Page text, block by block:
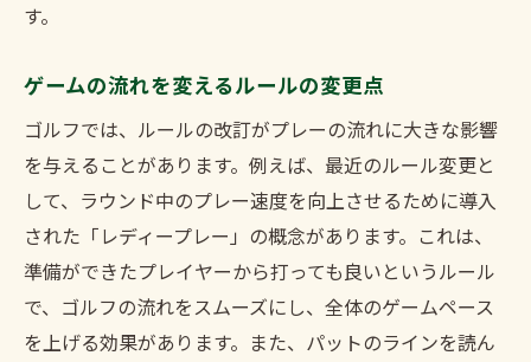
奥深いゴルフの世界を知るためのルール
ルールが伝えるゴルフの哲学
ゴルフの奥深さを引き出す最新ルール
ゴルフファン必見最新ルールでプレーを洗練
ファンなら知っておきたい最新ルール
プレーを洗練させるためのルールの活用
ゴルフファン必見のルール変更点
す。
ゲームの流れを変えるルールの変更点
ゴルフでは、ルールの改訂がプレーの流れに大きな影響
を与えることがあります。例えば、最近のルール変更と
して、ラウンド中のプレー速度を向上させるために導入
された「レディープレー」の概念があります。これは、
準備ができたプレイヤーから打っても良いというルール
で、ゴルフの流れをスムーズにし、全体のゲームペース
を上げる効果があります。また、パットのラインを読ん